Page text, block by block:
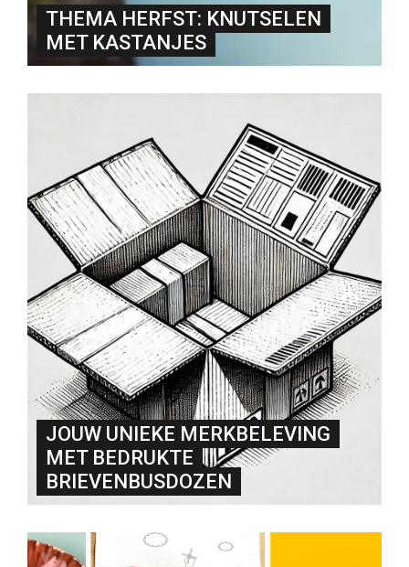
THEMA HERFST: KNUTSELEN
MET KASTANJES
JOUW UNIEKE MERKBELEVING
MET BEDRUKTE
BRIEVENBUSDOZEN